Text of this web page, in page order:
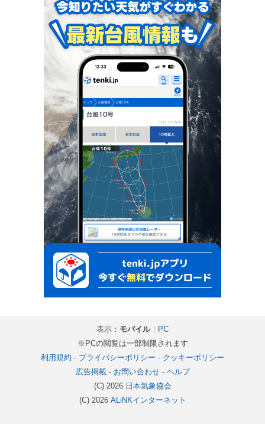
表示： モバイル｜
PC
※PCの閲覧は一部制限されます
利用規約 - プライバシーポリシー - クッキーポリシー
広告掲載- お問い合わせ- ヘルプ
(C) 2026 日本気象協会
(C) 2026 ALiNKインターネット